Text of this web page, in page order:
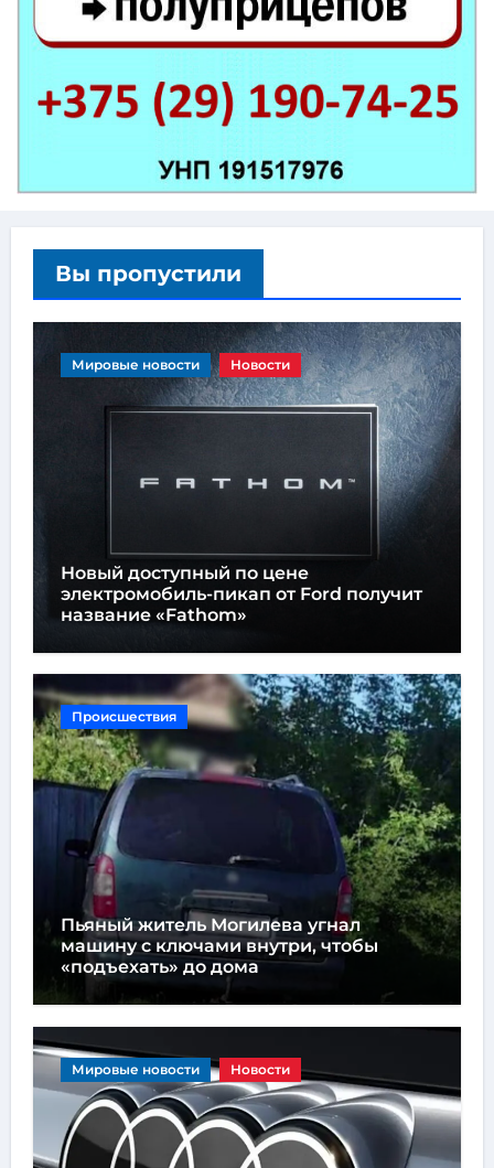
Вы пропустили
Мировые новости Новости
Новый доступный по цене
электромобиль-пикап от Ford получит
название «Fathom»
Происшествия
Пьяный житель Могилева угнал
машину с ключами внутри, чтобы
«подъехать» до дома
Мировые новости Новости